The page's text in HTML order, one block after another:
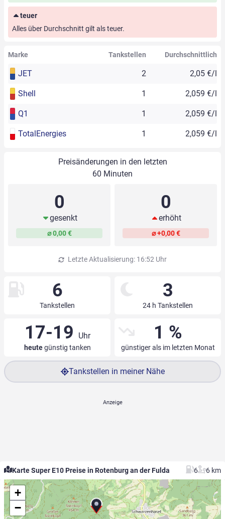
teuer
Alles über Durchschnitt gilt als teuer.
Marke Tankstellen Durchschnittlich
JET 2 2,05 €/l
Shell 1 2,059 €/l
Q1 1 2,059 €/l
TotalEnergies 1 2,059 €/l
Preisänderungen in den letzten
60 Minuten
0
gesenkt
⌀ 0,00 €
0
erhöht
⌀ +0,00 €
Letzte Aktualisierung: 16:52 Uhr
6
Tankstellen
3
24 h Tankstellen
17-19 Uhr
heutegünstig tanken
1 %
günstiger als im letzten Monat
Tankstellen in meiner Nähe
Karte Super E10 Preise in Rotenburg an der Fulda 6 6 km
+
−